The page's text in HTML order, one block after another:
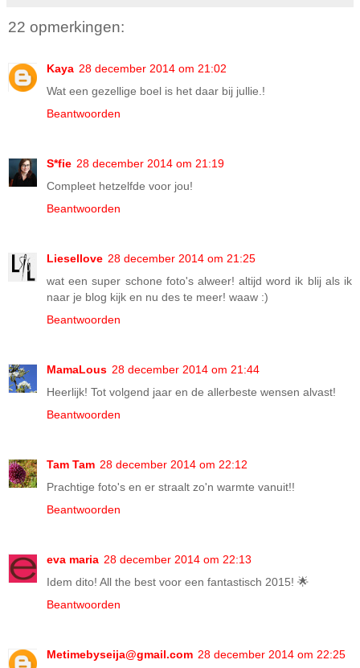
22 opmerkingen:
Kaya 28 december 2014 om 21:02
Wat een gezellige boel is het daar bij jullie.!
Beantwoorden
S*fie 28 december 2014 om 21:19
Compleet hetzelfde voor jou!
Beantwoorden
Liesellove 28 december 2014 om 21:25
wat een super schone foto's alweer! altijd word ik blij als ik
naar je blog kijk en nu des te meer! waaw :)
Beantwoorden
MamaLous 28 december 2014 om 21:44
Heerlijk! Tot volgend jaar en de allerbeste wensen alvast!
Beantwoorden
Tam Tam 28 december 2014 om 22:12
Prachtige foto's en er straalt zo'n warmte vanuit!!
Beantwoorden
eva maria 28 december 2014 om 22:13
Idem dito! All the best voor een fantastisch 2015! 🌟
Beantwoorden
Metimebyseija@gmail.com 28 december 2014 om 22:25